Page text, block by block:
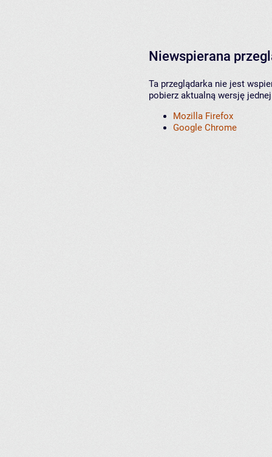
Niewspierana
Ta przeglądarka nie jest
pobierz aktualną wersję
Mozilla Firefox
Google Chrome